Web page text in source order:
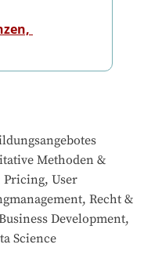
Methoden &
User
Recht &
Development,
Science